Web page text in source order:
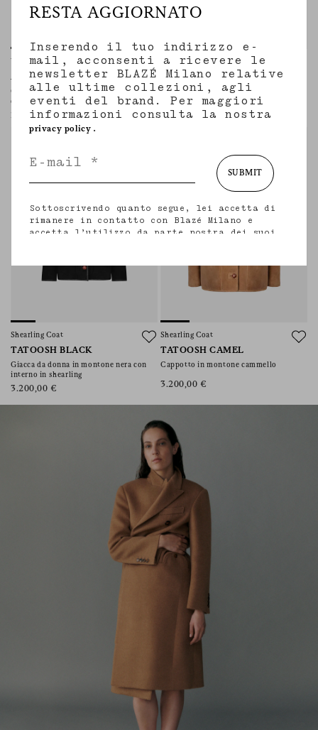
Woolly Coat
AGAPE GREY MIX
Cappotto da donna lungo in lana e
cashmere beige con motivo check
2.500,00 €
Woolly Coat
NITAK NAVY
Cappotto da donna lungo in lana
vergine blu navy
2.500,00 €
Shearling Coat
TATOOSH BLACK
Giacca da donna in montone nera con
interno in shearling
3.200,00 €
Shearling Coat
TATOOSH CAMEL
Cappotto in montone cammello
3.200,00 €
RESTA AGGIORNATO
Inserendo il tuo indirizzo e-
mail, acconsenti a ricevere le
newsletter BLAZÉ Milano relative
alle ultime collezioni, agli
eventi del brand. Per maggiori
informazioni consulta la nostra
privacy policy .
SUBMIT
Sottoscrivendo quanto segue, lei accetta di
rimanere in contatto con Blazé Milano e
accetta l’utilizzo da parte nostra dei suoi
con noi) per fornirle aggiornamenti
personalizzati in merito alle nostre ultime
collezioni, iniziative, eventi, prodotti e
suoi diritti (incluso il diritto a ritirare
il consenso), la preghiamo di consultare la
nostrainformativa sulla privacy.